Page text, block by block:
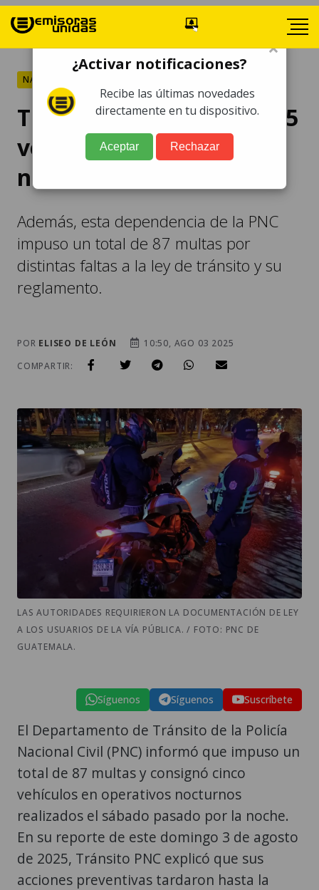
NACIONALES
Tránsito PNC consignan 5
vehículos en operativos
nocturnos
Además, esta dependencia de la PNC
impuso un total de 87 multas por
distintas faltas a la ley de tránsito y su
reglamento.
POR ELISEO DE LEÓN
10:50, AGO 03 2025
COMPARTIR:
LAS AUTORIDADES REQUIRIERON LA DOCUMENTACIÓN DE LEY
A LOS USUARIOS DE LA VÍA PÚBLICA. / FOTO: PNC DE
GUATEMALA.
Síguenos Síguenos Suscríbete
El Departamento de Tránsito de la Policía
Nacional Civil (PNC) informó que impuso un
total de 87 multas y consignó cinco
vehículos en operativos nocturnos
realizados el sábado pasado por la noche.
En su reporte de este domingo 3 de agosto
de 2025, Tránsito PNC explicó que sus
acciones preventivas tardaron hasta la
×
¿Activar notificaciones?
Recibe las últimas novedades
directamente en tu dispositivo.
Aceptar Rechazar